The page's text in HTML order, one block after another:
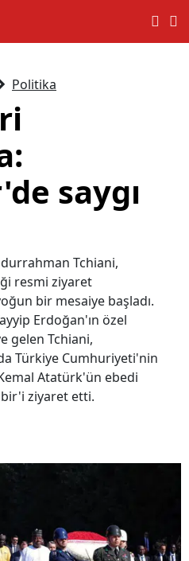
Politika
saygı
Tchiani,
resmi ziyaret
bir mesaiye başladı.
Erdoğan'ın özel
gelen Tchiani,
Türkiye Cumhuriyeti'nin
Atatürk'ün ebedi
ziyaret etti.